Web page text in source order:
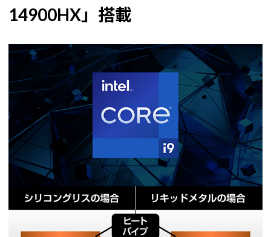
14900HX」搭載